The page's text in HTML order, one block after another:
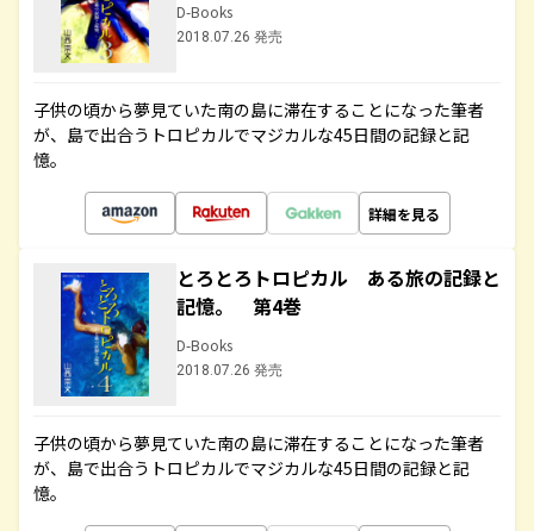
D-Books
2018.07.26 発売
子供の頃から夢見ていた南の島に滞在することになった筆者
が、島で出合うトロピカルでマジカルな45日間の記録と記
憶。
詳細を見る
とろとろトロピカル ある旅の記録と
記憶。 第4巻
D-Books
2018.07.26 発売
子供の頃から夢見ていた南の島に滞在することになった筆者
が、島で出合うトロピカルでマジカルな45日間の記録と記
憶。